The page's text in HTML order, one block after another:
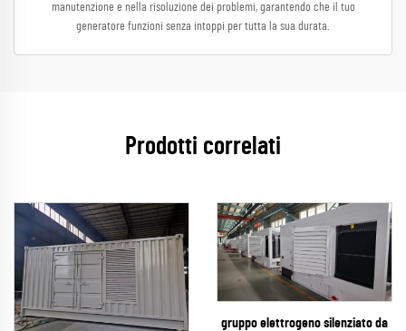
manutenzione e nella risoluzione dei problemi, garantendo che il tuo
generatore funzioni senza intoppi per tutta la sua durata.
Prodotti correlati
gruppo elettrogeno silenziato da